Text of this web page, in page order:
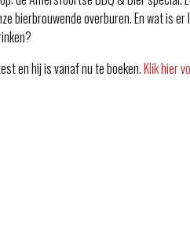
bierbrouwende overburen. En wat is
en hij is vanaf nu te boeken.Klik hier